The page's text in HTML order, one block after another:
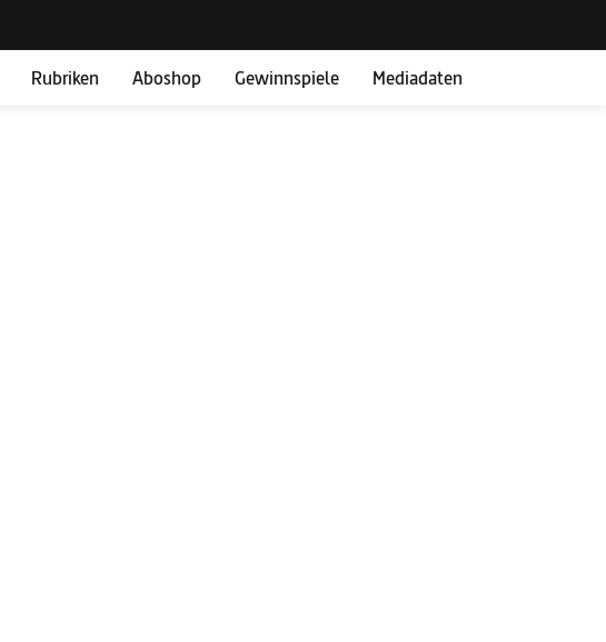
Rubriken Aboshop Gewinnspiele Mediadaten